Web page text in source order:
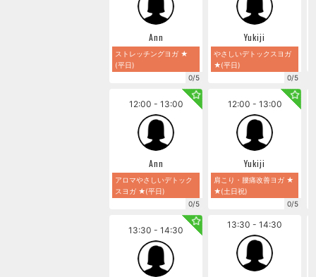
Ann
ストレッチングヨガ ★
(平日)
0/5
Yukiji
やさしいデトックスヨガ
★(平日)
0/5
12:00 - 13:00
Ann
アロマやさしいデトック
スヨガ ★(平日)
0/5
12:00 - 13:00
Yukiji
肩こり・腰痛改善ヨガ ★
★(土日祝)
0/5
13:30 - 14:30
13:30 - 14:30